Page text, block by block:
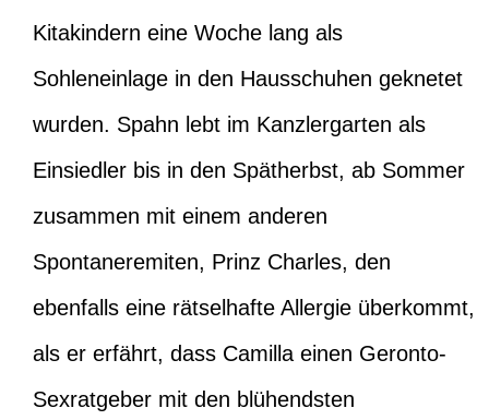
Kitakindern eine Woche lang als
Sohleneinlage in den Hausschuhen geknetet
wurden. Spahn lebt im Kanzlergarten als
Einsiedler bis in den Spätherbst, ab Sommer
zusammen mit einem anderen
Spontaneremiten, Prinz Charles, den
ebenfalls eine rätselhafte Allergie überkommt,
als er erfährt, dass Camilla einen Geronto-
Sexratgeber mit den blühendsten